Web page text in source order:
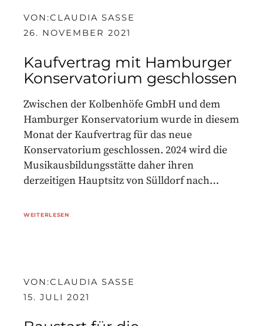
VON:CLAUDIA SASSE
26. NOVEMBER 2021
Kaufvertrag mit Hamburger
Konservatorium geschlossen
Zwischen der Kolbenhöfe GmbH und dem
Hamburger Konservatorium wurde in diesem
Monat der Kaufvertrag für das neue
Konservatorium geschlossen. 2024 wird die
Musikausbildungsstätte daher ihren
derzeitigen Hauptsitz von Sülldorf nach…
WEITERLESEN
VON:CLAUDIA SASSE
15. JULI 2021